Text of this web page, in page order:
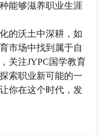
能够滋养职业生涯
的沃土中深耕，如
市场中找到属于自
关注JYPC国学教育
索职业新可能的一
你在这个时代，发